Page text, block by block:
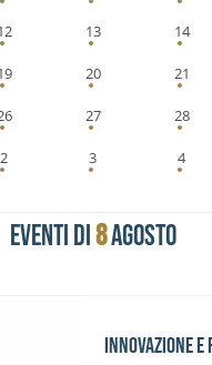
13 14
20 21
27 28
2 3 4
EVENTI DI8AGOSTO
INNOVAZIONE E